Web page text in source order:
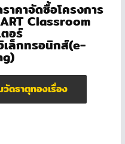
าคาจัดซื้อโครงการ
Classroom
อร์
เล็กทรอนิกส์(e-
วัดธาตุทองเรื่อง